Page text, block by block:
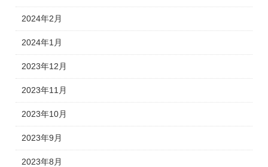
2024年2月
2024年1月
2023年12月
2023年11月
2023年10月
2023年9月
2023年8月